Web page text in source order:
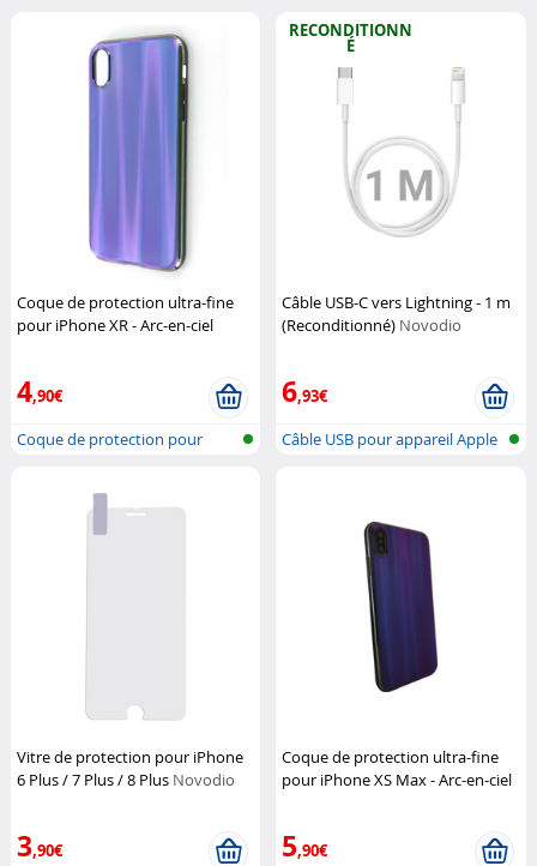
Coque de protection ultra-fine
pour iPhone XR - Arc-en-ciel
4,90€
Coque de protection pour
RECONDITIONN
É
Câble USB-C vers Lightning - 1 m
(Reconditionné) Novodio
6,93€
Câble USB pour appareil Apple
Vitre de protection pour iPhone
6 Plus / 7 Plus / 8 Plus Novodio
3,90€
Coque de protection ultra-fine
pour iPhone XS Max - Arc-en-ciel
5,90€